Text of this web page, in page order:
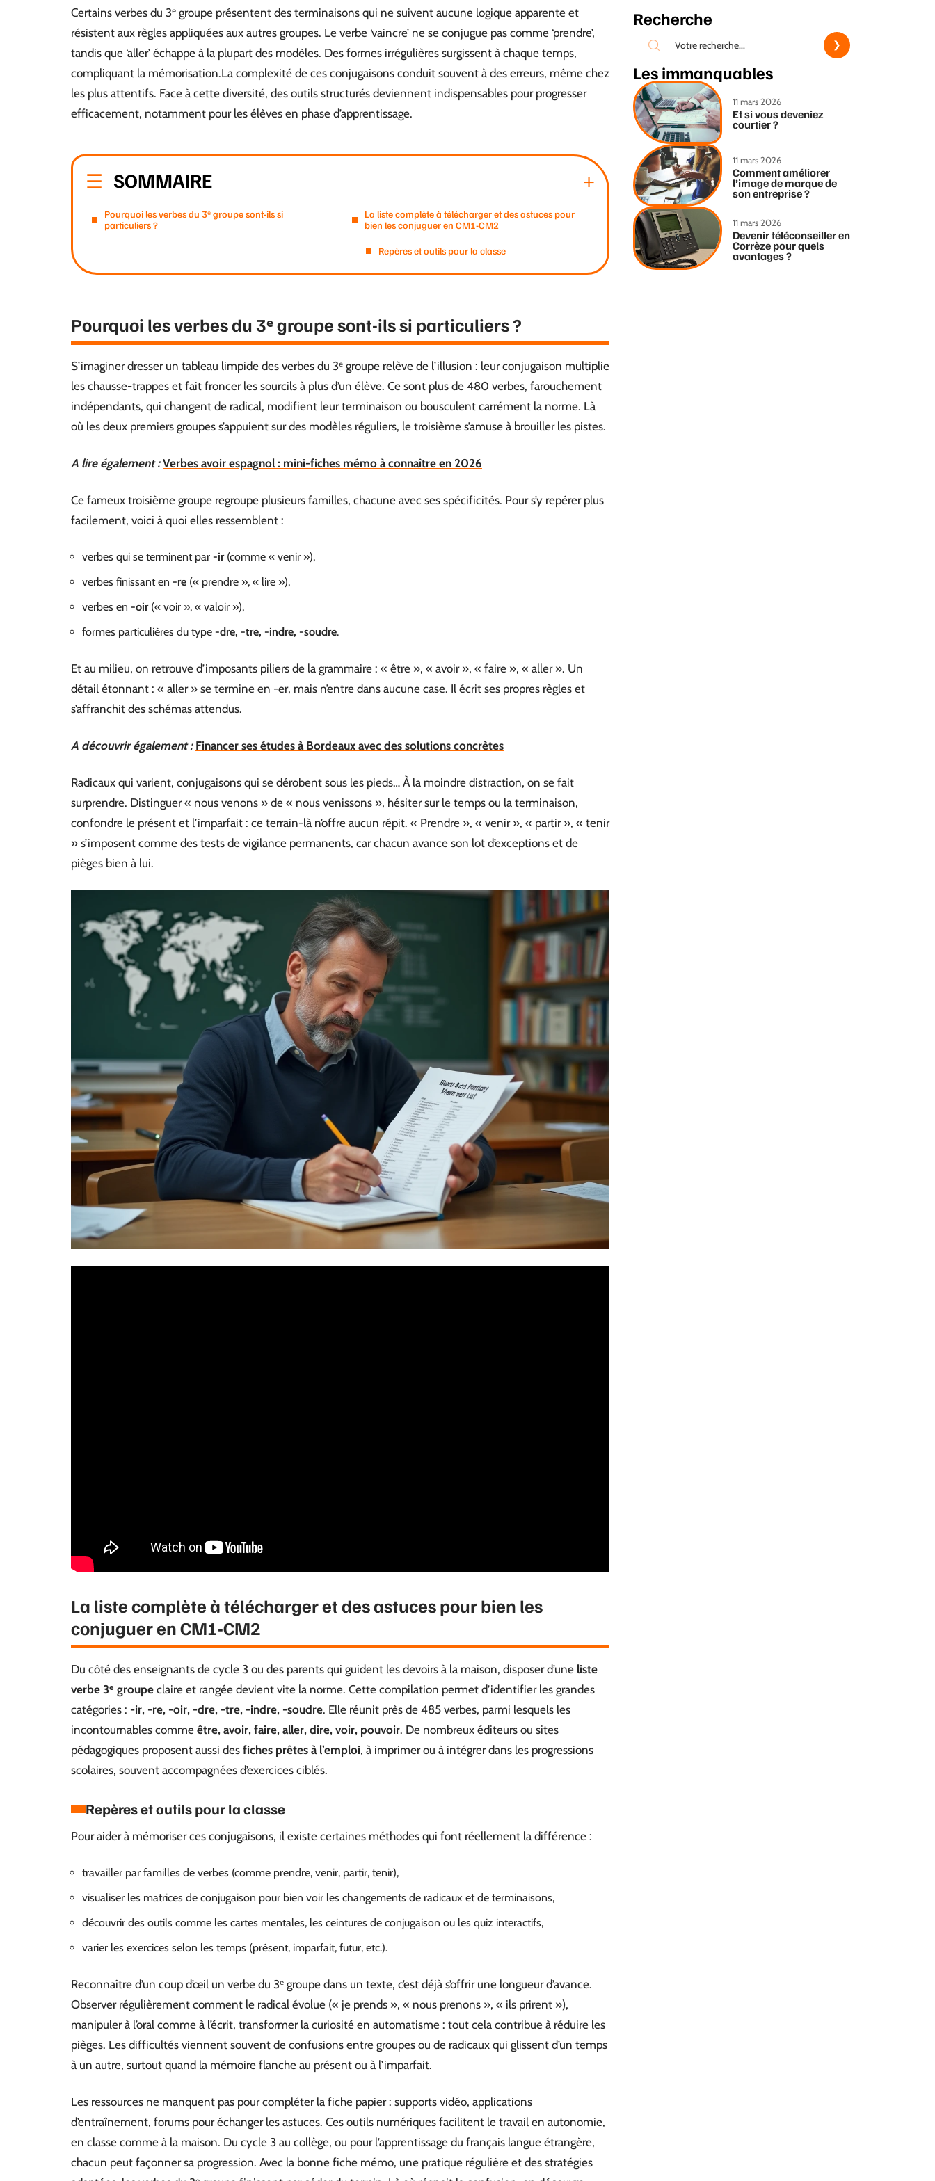
Certains verbes du 3ᵉ groupe présentent des terminaisons qui ne suivent aucune logique apparente et
résistent aux règles appliquées aux autres groupes. Le verbe ‘vaincre’ ne se conjugue pas comme ‘prendre’,
tandis que ‘aller’ échappe à la plupart des modèles. Des formes irrégulières surgissent à chaque temps,
compliquant la mémorisation.La complexité de ces conjugaisons conduit souvent à des erreurs, même chez
les plus attentifs. Face à cette diversité, des outils structurés deviennent indispensables pour progresser
efficacement, notamment pour les élèves en phase d’apprentissage.
SOMMAIRE
Pourquoi les verbes du 3ᵉ groupe sont-ils si
particuliers ?
La liste complète à télécharger et des astuces pour
bien les conjuguer en CM1-CM2
Repères et outils pour la classe
Pourquoi les verbes du 3ᵉ groupe sont-ils si particuliers ?
S’imaginer dresser un tableau limpide des verbes du 3ᵉ groupe relève de l’illusion : leur conjugaison multiplie
les chausse-trappes et fait froncer les sourcils à plus d’un élève. Ce sont plus de 480 verbes, farouchement
indépendants, qui changent de radical, modifient leur terminaison ou bousculent carrément la norme. Là
où les deux premiers groupes s’appuient sur des modèles réguliers, le troisième s’amuse à brouiller les pistes.
A lire également : Verbes avoir espagnol : mini-fiches mémo à connaître en 2026
Ce fameux troisième groupe regroupe plusieurs familles, chacune avec ses spécificités. Pour s’y repérer plus
facilement, voici à quoi elles ressemblent :
verbes qui se terminent par -ir(comme « venir »),
verbes finissant en -re (« prendre », « lire »),
verbes en -oir(« voir », « valoir »),
formes particulières du type -dre, -tre, -indre, -soudre.
Et au milieu, on retrouve d’imposants piliers de la grammaire : « être », « avoir », « faire », « aller ». Un
détail étonnant : « aller » se termine en -er, mais n’entre dans aucune case. Il écrit ses propres règles et
s’affranchit des schémas attendus.
A découvrir également : Financer ses études à Bordeaux avec des solutions concrètes
Radicaux qui varient, conjugaisons qui se dérobent sous les pieds… À la moindre distraction, on se fait
surprendre. Distinguer « nous venons » de « nous venissons », hésiter sur le temps ou la terminaison,
confondre le présent et l’imparfait : ce terrain-là n’offre aucun répit. « Prendre », « venir », « partir », « tenir
» s’imposent comme des tests de vigilance permanents, car chacun avance son lot d’exceptions et de
pièges bien à lui.
La liste complète à télécharger et des astuces pour bien les
conjuguer en CM1-CM2
Du côté des enseignants de cycle 3 ou des parents qui guident les devoirs à la maison, disposer d’une liste
verbe 3ᵉ groupe claire et rangée devient vite la norme. Cette compilation permet d’identifier les grandes
catégories : -ir, -re, -oir, -dre, -tre, -indre, -soudre. Elle réunit près de 485 verbes, parmi lesquels les
incontournables comme être, avoir, faire, aller, dire, voir, pouvoir. De nombreux éditeurs ou sites
pédagogiques proposent aussi des fiches prêtes à l’emploi, à imprimer ou à intégrer dans les progressions
scolaires, souvent accompagnées d’exercices ciblés.
Repères et outils pour la classe
Pour aider à mémoriser ces conjugaisons, il existe certaines méthodes qui font réellement la différence :
travailler par familles de verbes (comme prendre, venir, partir, tenir),
visualiser les matrices de conjugaison pour bien voir les changements de radicaux et de terminaisons,
découvrir des outils comme les cartes mentales, les ceintures de conjugaison ou les quiz interactifs,
varier les exercices selon les temps (présent, imparfait, futur, etc.).
Reconnaître d’un coup d’œil un verbe du 3ᵉ groupe dans un texte, c’est déjà s’offrir une longueur d’avance.
Observer régulièrement comment le radical évolue (« je prends », « nous prenons », « ils prirent »),
manipuler à l’oral comme à l’écrit, transformer la curiosité en automatisme : tout cela contribue à réduire les
pièges. Les difficultés viennent souvent de confusions entre groupes ou de radicaux qui glissent d’un temps
à un autre, surtout quand la mémoire flanche au présent ou à l’imparfait.
Les ressources ne manquent pas pour compléter la fiche papier : supports vidéo, applications
d’entraînement, forums pour échanger les astuces. Ces outils numériques facilitent le travail en autonomie,
en classe comme à la maison. Du cycle 3 au collège, ou pour l’apprentissage du français langue étrangère,
chacun peut façonner sa progression. Avec la bonne fiche mémo, une pratique régulière et des stratégies
Recherche
Les immanquables
11 mars 2026
Et si vous deveniez
courtier ?
11 mars 2026
Comment améliorer
l’image de marque de
son entreprise ?
11 mars 2026
Devenir téléconseiller en
Corrèze pour quels
avantages ?